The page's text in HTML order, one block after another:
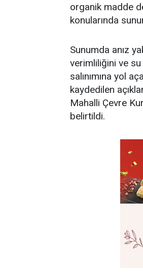
organik madde
konularında
Sunumda anız
verimliliğini ve
salınımına yol
kaydedilen
Mahalli Çevre
belirtildi.